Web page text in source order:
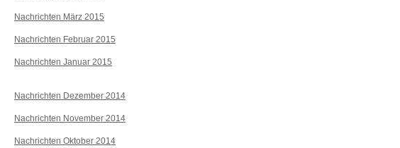
Nachrichten März 2015
Nachrichten Februar 2015
Nachrichten Januar 2015
Nachrichten Dezember 2014
Nachrichten November 2014
Nachrichten Oktober 2014